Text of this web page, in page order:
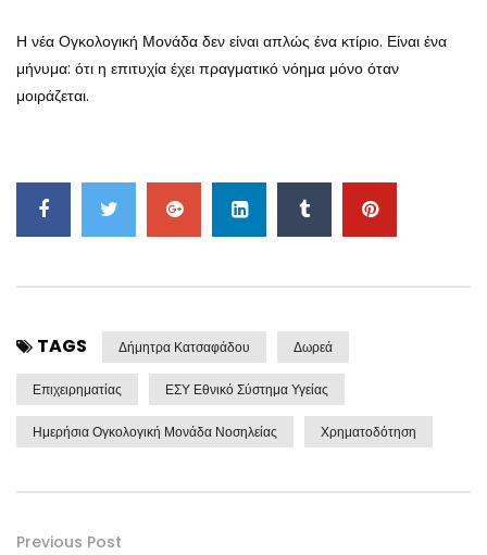
Η νέα Ογκολογική Μονάδα δεν είναι απλώς ένα κτίριο. Είναι ένα
μήνυμα: ότι η επιτυχία έχει πραγματικό νόημα μόνο όταν
μοιράζεται.
TAGS Δήμητρα Κατσαφάδου Δωρεά
Επιχειρηματίας ΕΣΥ Εθνικό Σύστημα Υγείας
Ημερήσια Ογκολογική Μονάδα Νοσηλείας Χρηματοδότηση
Previous Post